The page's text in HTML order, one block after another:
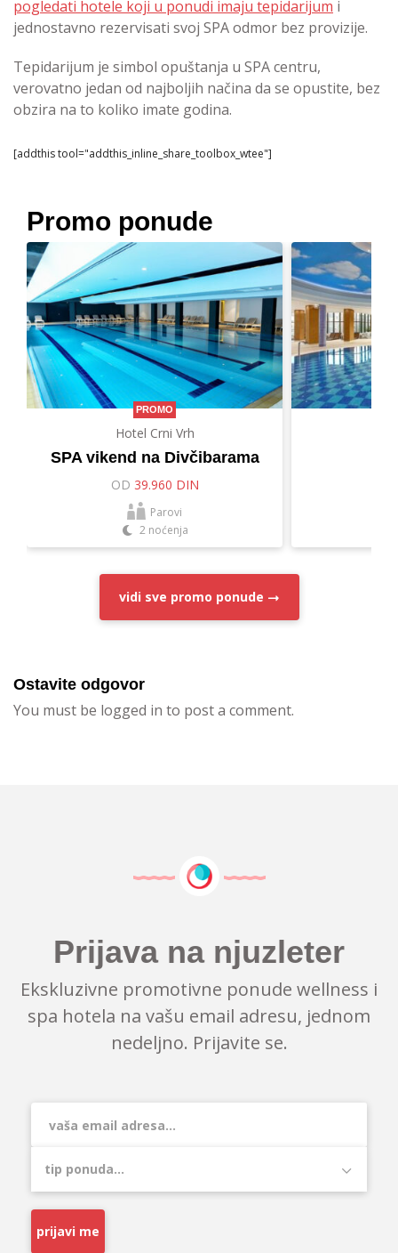
pogledati hotele koji u ponudi imaju tepidarijum i
jednostavno rezervisati svoj SPA odmor bez provizije.
Tepidarijum je simbol opuštanja u SPA centru,
verovatno jedan od najboljih načina da se opustite, bez
obzira na to koliko imate godina.
[addthis tool="addthis_inline_share_toolbox_wtee"]
Promo ponude
PROMO
Hotel Crni Vrh
SPA vikend na Divčibarama
OD 39.960 DIN
Parovi
2 noćenja
vidi sve promo ponude
Ostavite odgovor
You must be logged in to post a comment.
Prijava na njuzleter
Ekskluzivne promotivne ponude wellness i
spa hotela na vašu email adresu, jednom
nedeljno. Prijavite se.
prijavi me